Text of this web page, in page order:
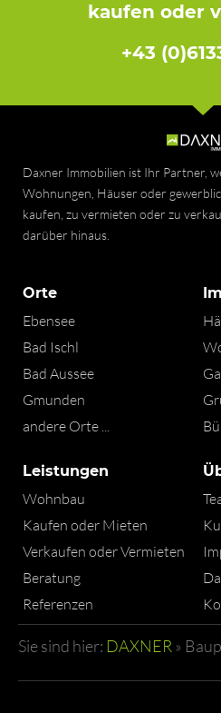
kaufen oder
+43
Daxner Immobilien ist Ihr Partner,
Wohnungen, Häuser oder
kaufen, zu vermieten oder zu
darüber hinaus.
Orte
Ebensee
Bad Ischl
Bad Aussee
Gmunden
andere Orte ...
Leistungen
Wohnbau
Kaufen oder Mieten
Verkaufen oder Vermieten
Beratung
Referenzen
Sie sind hier: DAXNER »